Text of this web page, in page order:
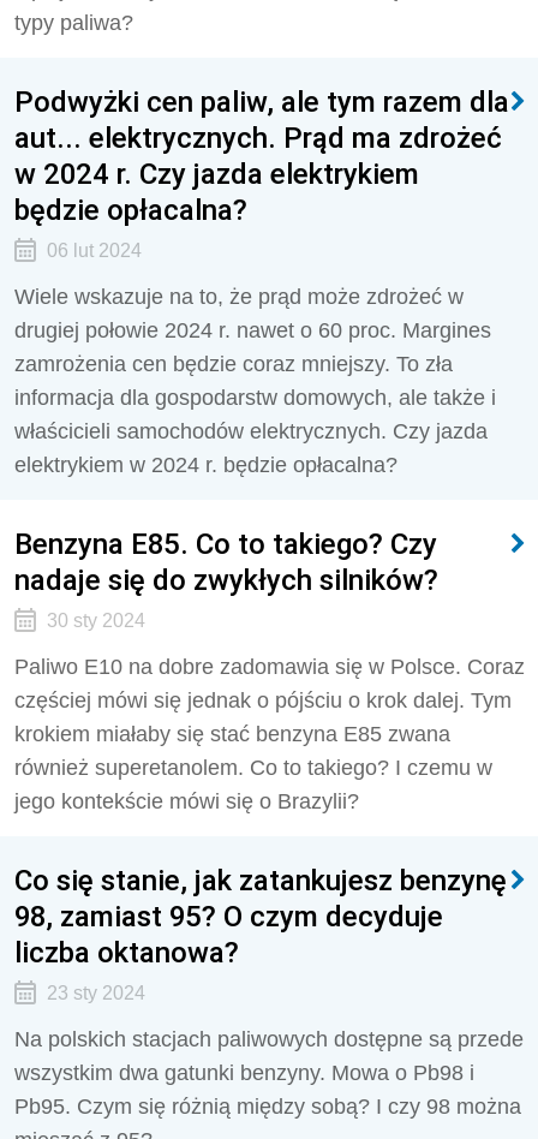
typy paliwa?
Podwyżki cen paliw, ale tym razem dla
aut... elektrycznych. Prąd ma zdrożeć
w 2024 r. Czy jazda elektrykiem
będzie opłacalna?
06 lut 2024
Wiele wskazuje na to, że prąd może zdrożeć w
drugiej połowie 2024 r. nawet o 60 proc. Margines
zamrożenia cen będzie coraz mniejszy. To zła
informacja dla gospodarstw domowych, ale także i
właścicieli samochodów elektrycznych. Czy jazda
elektrykiem w 2024 r. będzie opłacalna?
Benzyna E85. Co to takiego? Czy
nadaje się do zwykłych silników?
30 sty 2024
Paliwo E10 na dobre zadomawia się w Polsce. Coraz
częściej mówi się jednak o pójściu o krok dalej. Tym
krokiem miałaby się stać benzyna E85 zwana
również superetanolem. Co to takiego? I czemu w
jego kontekście mówi się o Brazylii?
Co się stanie, jak zatankujesz benzynę
98, zamiast 95? O czym decyduje
liczba oktanowa?
23 sty 2024
Na polskich stacjach paliwowych dostępne są przede
wszystkim dwa gatunki benzyny. Mowa o Pb98 i
Pb95. Czym się różnią między sobą? I czy 98 można